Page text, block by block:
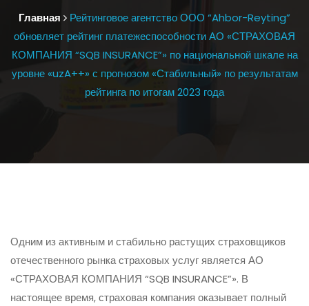
Главная
Рейтинговое агентство ООО “Ahbor-Reyting”
обновляет рейтинг платежеспособности АО «СТРАХОВАЯ
КОМПАНИЯ “SQB INSURANCE”» по национальной шкале на
уровне «uzA++» с прогнозом «Стабильный» по результатам
рейтинга по итогам 2023 года
Одним из активным и стабильно растущих страховщиков
отечественного рынка страховых услуг является АО
«СТРАХОВАЯ КОМПАНИЯ “SQB INSURANCE”». В
настоящее время, страховая компания оказывает полный